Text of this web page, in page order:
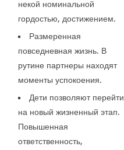
некой номинальной
гордостью, достижением.
Размеренная
повседневная жизнь. В
рутине партнеры находят
моменты успокоения.
Дети позволяют перейти
на новый жизненный этап.
Повышенная
ответственность,